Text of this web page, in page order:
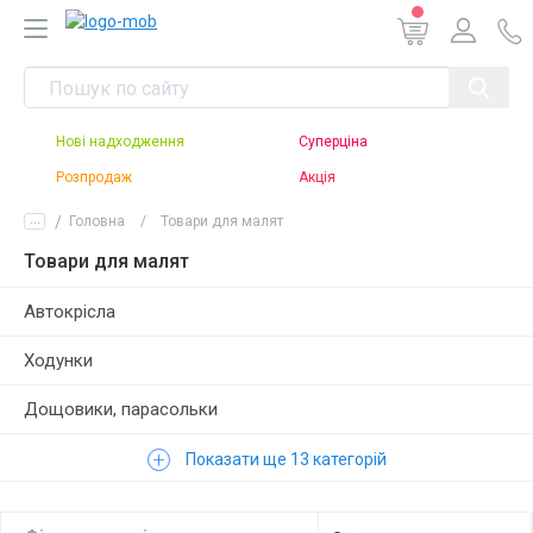
Нові надходження Суперціна
Розпродаж Акція
Головна
... Товари для малят
Товари для малят
Автокрісла
Ходунки
Дощовики, парасольки
іграшки для купання
+ Показати ще 13 категорій